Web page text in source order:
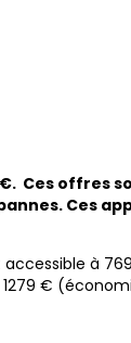
Ces offres
Ces
accessible à
€